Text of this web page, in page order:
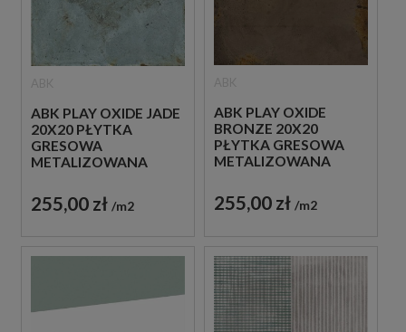
ABK PLAY OXIDE JADE
20X20 PŁYTKA
GRESOWA
METALIZOWANA
255,00 zł m2
ABK PLAY OXIDE
BRONZE 20X20
PŁYTKA GRESOWA
METALIZOWANA
255,00 zł m2